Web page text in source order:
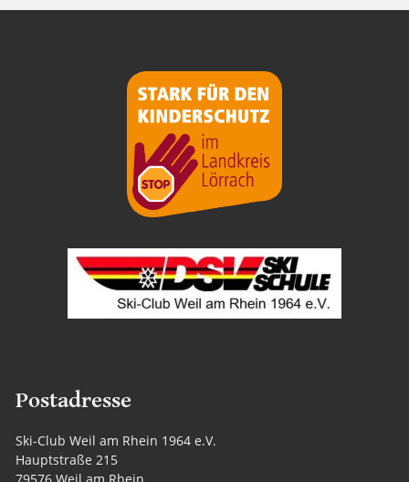
Postadresse
Ski-Club Weil am Rhein 1964 e.V.
Hauptstraße 215
79576 Weil am Rhein